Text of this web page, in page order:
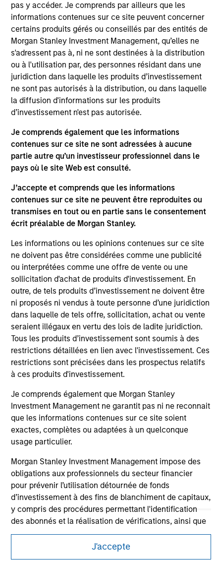
pas y accéder. Je comprends par ailleurs que les
informations contenues sur ce site peuvent concerner
certains produits gérés ou conseillés par des entités de
Morgan Stanley Investment Management, qu’elles ne
s'adressent pas à, ni ne sont destinées à la distribution
ou à l'utilisation par, des personnes résidant dans une
juridiction dans laquelle les produits d’investissement
ne sont pas autorisés à la distribution, ou dans laquelle
la diffusion d'informations sur les produits
d’investissement n'est pas autorisée.
Je comprends également que les informations
contenues sur ce site ne sont adressées à aucune
partie autre qu’un investisseur professionnel dans le
pays où le site Web est consulté.
J’accepte et comprends que les informations
contenues sur ce site ne peuvent être reproduites ou
transmises en tout ou en partie sans le consentement
écrit préalable de Morgan Stanley.
Les informations ou les opinions contenues sur ce site
ne doivent pas être considérées comme une publicité
ou interprétées comme une offre de vente ou une
sollicitation d'achat de produits d'investissement. En
outre, de tels produits d’investissement ne doivent être
ni proposés ni vendus à toute personne d’une juridiction
dans laquelle de tels offre, sollicitation, achat ou vente
seraient illégaux en vertu des lois de ladite juridiction.
Tous les produits d’investissement sont soumis à des
restrictions détaillées en lien avec l'investissement. Ces
restrictions sont précisées dans les prospectus relatifs
à ces produits d'investissement.
Je comprends également que Morgan Stanley
Investment Management ne garantit pas ni ne reconnait
que les informations contenues sur ce site soient
exactes, complètes ou adaptées à un quelconque
usage particulier.
Morgan Stanley Investment Management impose des
obligations aux professionnels du secteur financier
pour prévenir l’utilisation détournée de fonds
d’investissement à des fins de blanchiment de capitaux,
y compris des procédures permettant l'identification
des abonnés et la réalisation de vérifications, ainsi que
d'autres contrôles de sécurité pertinents.
Je reconnais qu'aucune entité de Morgan Stanley
J'accepte
in the Growth and Leveraged Finance team at
Investec Bank plc where he focused on a
combination of senior, junior, and minority equity
investments across a diverse range of sectors
including software, technology-led business
services and financial services. In addition, he was
a sitting member of the bank’s front office
investment committee and was responsible for
managing a portfolio of investments. Prior to this,
Mr. Mullin was a Director in the Leveraged Finance
Valuation and Management from Massey University
of New Zealand.
May not represent all Team Members.
The information on this page is for informational
purposes only. The information contained herein does
offering of advisory services or an offer to sell or a
solicitation of an offer to buy any securities in any
jurisdiction in which such offer or solicitation,
purchase or sale would be unlawful under the
securities, insurance or other laws of such jurisdiction.
All investing involves risks, including a loss of principal.
Please refer to the strategy detail page for important
information on the strategy, including additional risk
considerations.
Morgan Stanley
Morgan Stanley Careers